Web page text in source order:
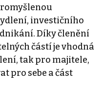
investičního
Díky členění
částí je vhodná
tak pro majitele,
pro sebe a část